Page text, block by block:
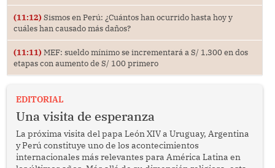
(11:12) Sismos en Perú: ¿Cuántos han ocurrido hasta hoy y
cuáles han causado más daños?
(11:11) MEF: sueldo mínimo se incrementará a S/ 1,300 en dos
etapas con aumento de S/ 100 primero
EDITORIAL
Una visita de esperanza
La próxima visita del papa León XIV a Uruguay, Argentina
y Perú constituye uno de los acontecimientos
internacionales más relevantes para América Latina en